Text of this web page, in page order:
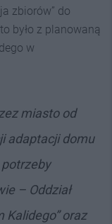
zbiorów” do
było z planowaną
w
miasto od
adaptacji domu
potrzeby
– Oddział
Kalidego” oraz